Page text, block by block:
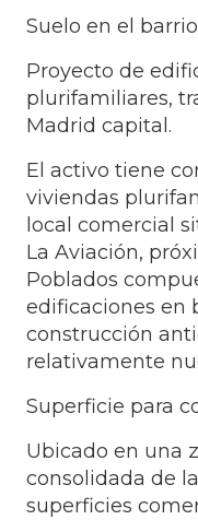
Suelo en el
Proyecto de
plurifamiliares,
Madrid capital.
El activo tiene
viviendas
local comercial
La Aviación,
Poblados
edificaciones en
construcción
relativamente
Superficie para
Ubicado en una
consolidada de
superficies